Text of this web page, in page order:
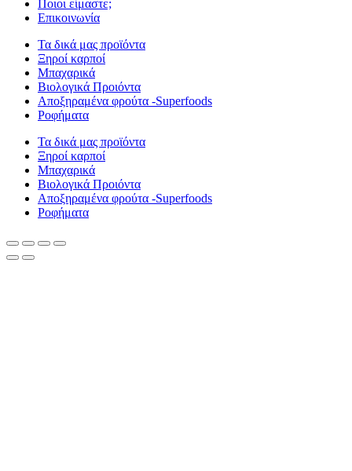
Ποιοι είμαστε;
Επικοινωνία
Τα δικά μας προϊόντα
Ξηροί καρποί
Μπαχαρικά
Βιολογικά Προιόντα
Αποξηραμένα φρούτα -Superfoods
Ροφήματα
Τα δικά μας προϊόντα
Ξηροί καρποί
Μπαχαρικά
Βιολογικά Προιόντα
Αποξηραμένα φρούτα -Superfoods
Ροφήματα